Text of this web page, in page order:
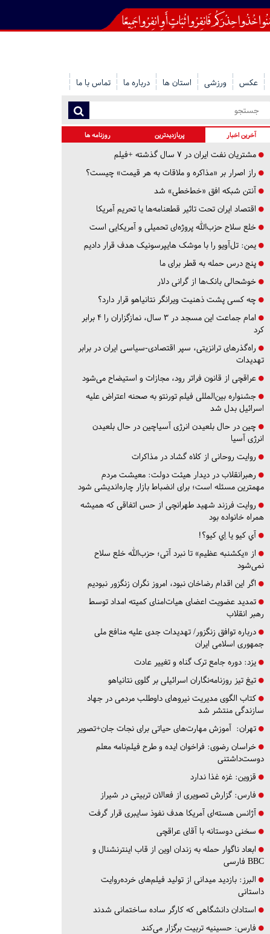
عکس ورزشی استان ها درباره ما تماس با ما
آخرین اخبار پربازدیدترین روزنامه ها
مشتریان نفت ایران در ۷ سال گذشته +فیلم
راز اصرار بر «مذاکره و ملاقات به هر قیمت» چیست؟
آنتن شبکه افق «خط‌خطی» شد
اقتصاد ایران تحت تاثیر قطعنامه‌ها یا تحریم‌ آمریکا
خلع سلاح حزب‌الله پروژه‌ای تحمیلی و آمریکایی است
یمن: تل‌آویو را با موشک هایپرسونیک هدف قرار دادیم
پنج درس‌ حمله به قطر برای ما
خوشحالی بانک‌ها از گرانی دلار
چه کسی پشت ذهنیت ویرانگر نتانیاهو قرار دارد؟
امام جماعت این مسجد در ۳ سال، نمازگزاران را ۴ برابر
کرد
راه‌گذرهای ترانزیتی، سپر اقتصادی-سیاسی ایران در برابر
تهدیدات
عراقچی از قانون فراتر رود، مجازات و استیضاح می‌شود
جشنواره بین‌المللی فیلم تورنتو به صحنه اعتراض علیه
اسرائیل بدل شد
چین در حال بلعیدن انرژی آسیاچین در حال بلعیدن
انرژی آسیا
روایت روحانی از کلاه گشاد در مذاکرات
رهبرانقلاب در دیدار هیئت دولت: معیشت مردم
مهمترین مسئله است؛ برای انضباط بازار چاره‌اندیشی شود
روایت فرزند شهید طهرانچی از حس اتفاقی که همیشه
همراه خانواده بود
آي كيو يا اِي كيو؟!
از «یکشنبه عظیم» تا نبرد آتی؛ حزب‌الله خلع سلاح
نمی‌شود
اگر این اقدام رضاخان نبود، امروز نگران زنگزور نبودیم
تمدید عضویت اعضای هیات‌امنای کمیته امداد توسط
رهبر انقلاب
درباره توافق زنگزور/ تهدیدات جدی علیه منافع ملی
جمهوری اسلامی ایران
یزد: دوره جامع ترک گناه و تغییر عادت
تیغ تیز روزنامه‌نگاران اسرائیلی بر گلوی نتانیاهو
کتاب الگوی مدیریت نیروهای داوطلب مردمی در جهاد
سازندگی منتشر شد
تهران: آموزش مهارت‌های حیاتی برای نجات جان+تصویر
خراسان رضوی: فراخوان ایده و طرح فیلم‌نامه معلم
دوست‌داشتنی
قزوین: غزه غذا ندارد
فارس: گزارش تصویری از فعالان تربیتی در شیراز
آژانس هسته‌ای آمریکا هدف نفوذ سایبری قرار گرفت
سخنی دوستانه با آقای عراقچی
ابعاد ناگوار حمله به زندان اوین از قاب اینترنشنال و
BBC فارسی
البرز: بازدید میدانی از تولید فیلم‌های خرده‌روایت
داستانی
استادان دانشگاهی که کارگر ساده ساختمانی شدند
فارس: حسینیه تربیت برگزار می‌کند